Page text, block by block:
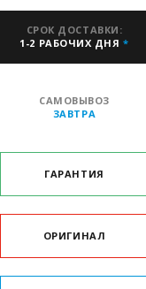
СРОК ДОСТАВКИ:
1-2 РАБОЧИХ ДНЯ*
САМОВЫВОЗ
ЗАВТРА
ГАРАНТИЯ
ОРИГИНАЛ